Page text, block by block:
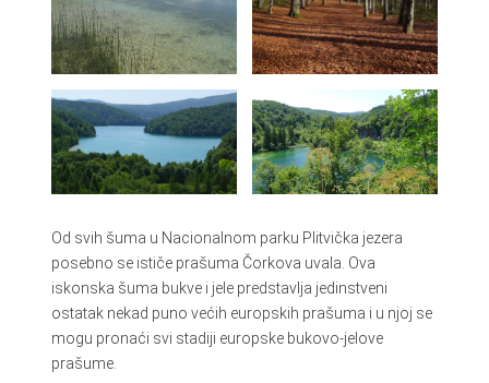
Od svih šuma u Nacionalnom parku Plitvička jezera
posebno se ističe prašuma Čorkova uvala. Ova
iskonska šuma bukve i jele predstavlja jedinstveni
ostatak nekad puno većih europskih prašuma i u njoj se
mogu pronaći svi stadiji europske bukovo-jelove
prašume.